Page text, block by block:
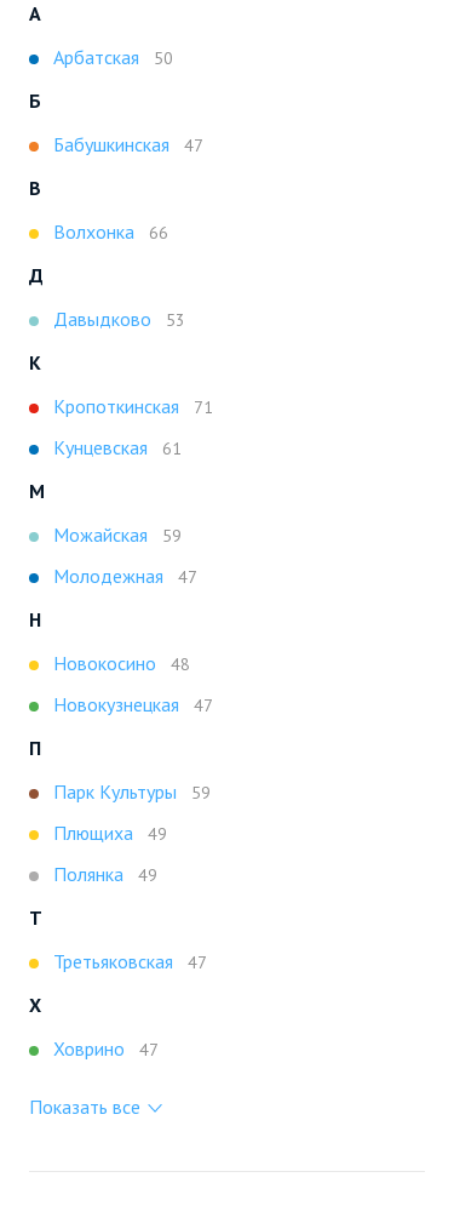
А
Арбатская
50
Б
Бабушкинская
47
В
Волхонка
66
Д
Давыдково
53
К
Кропоткинская
71
Кунцевская 61
М
Можайская
59
Молодежная 47
Н
Новокосино
48
Новокузнецкая 47
П
Парк Культуры
59
Плющиха 49
Полянка 49
Т
Третьяковская
47
Х
Ховрино
47
Показать все